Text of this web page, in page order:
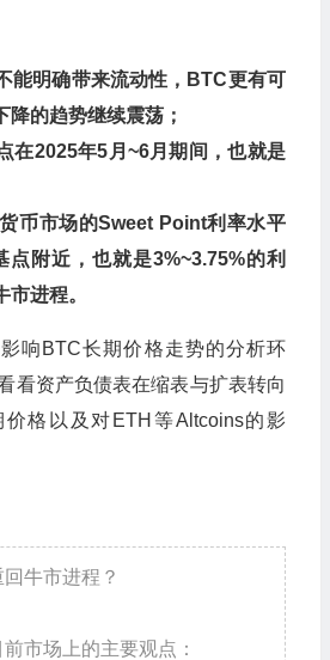
能明确带来流动性，BTC更有可
降的趋势继续震荡；
在2025年5月~6月期间，也就是
币市场的Sweet Point利率水平
点附近，也就是3%~3.75%的利
进程。
响BTC长期价格走势的分析环
看资产负债表在缩表与扩表转向
格以及对ETH等Altcoins的影
牛市进程？
市场上的主要观点：